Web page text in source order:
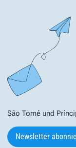
São Tomé und
Newsletter